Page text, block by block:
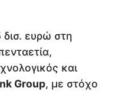
ευρώ στη
και
Group, με στόχο